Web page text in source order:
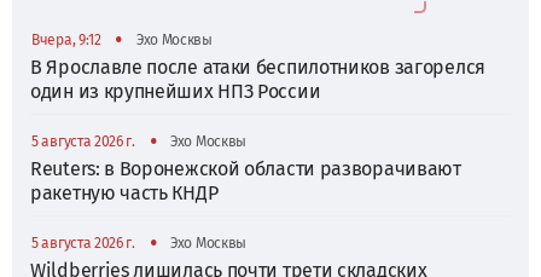
Вчера, 9:12 • Эхо Москвы
В Ярославле после атаки беспилотников загорелся
один из крупнейших НПЗ России
5 августа 2026 г. • Эхо Москвы
Reuters: в Воронежской области разворачивают
ракетную часть КНДР
5 августа 2026 г. • Эхо Москвы
Wildberries лишилась почти трети складских